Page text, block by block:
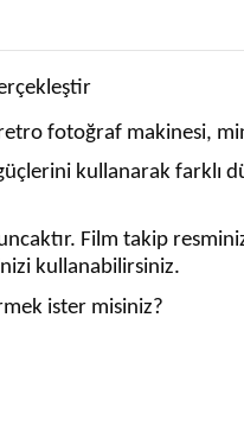
fotoğraf makinesi,
kullanarak farklı
Film takip
kullanabilirsiniz.
ister misiniz?